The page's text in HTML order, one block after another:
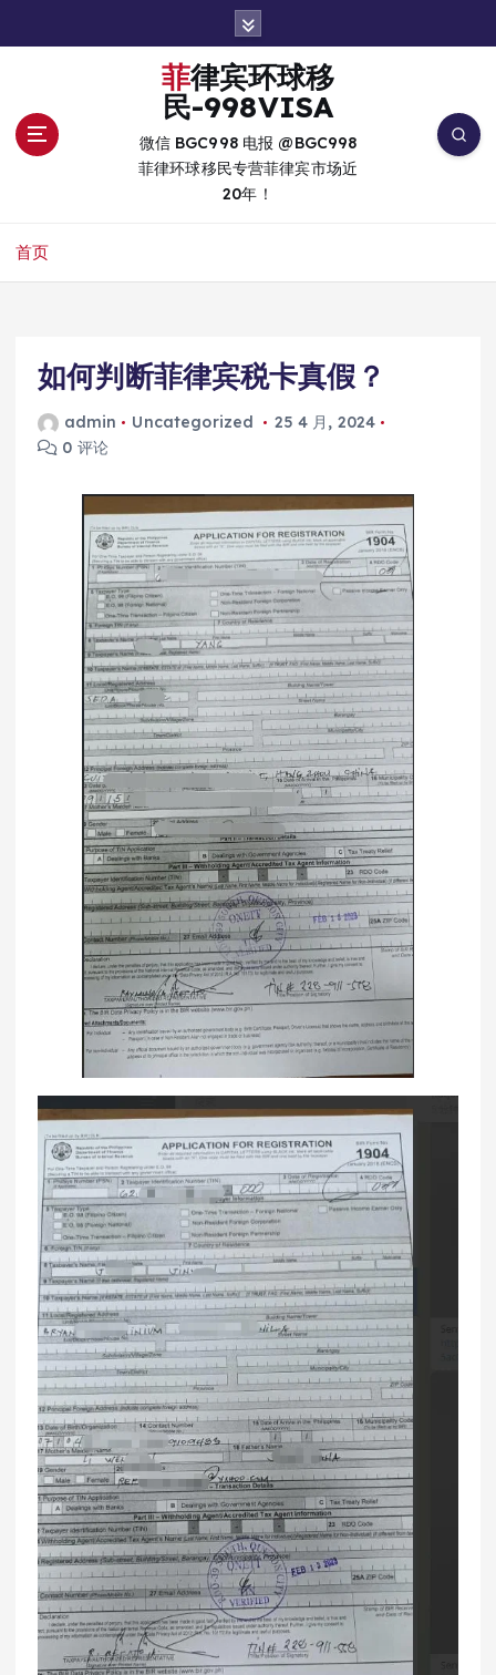
菲律宾环球移
民-998VISA
微信 BGC998 电报 @BGC998
菲律环球移民专营菲律宾市场近
20年！
首页
如何判断菲律宾税卡真假？
admin Uncategorized
25 4 月, 2024
0 评论